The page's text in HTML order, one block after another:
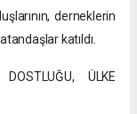
derneklerin
katıldı.
ÜLKE